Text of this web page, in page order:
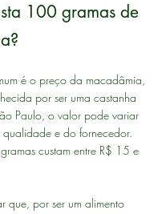
100 gramas de
é o preço da macadâmia,
por ser uma castanha
Paulo, o valor pode variar
e do fornecedor.
custam entre R$ 15 e
que, por ser um alimento